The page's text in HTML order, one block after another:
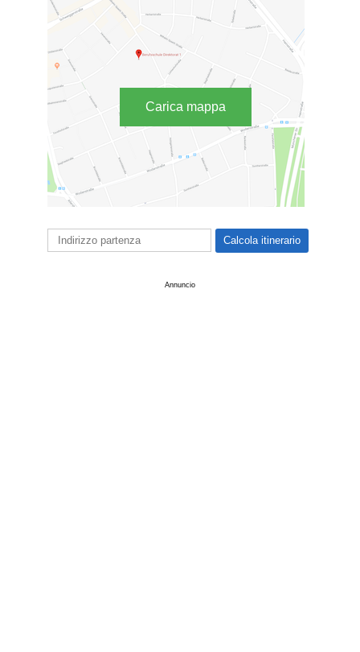
Carica mappa
Annuncio